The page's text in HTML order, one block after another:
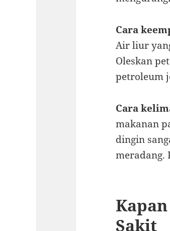
Cara
Air liur
Oleskan
petroleum
Cara
makanan
dingin
meradang.
Sakit